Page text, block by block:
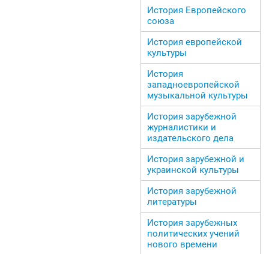
История Европейского
союза
История европейской
культуры
История
западноевропейской
музыкальной культуры
История зарубежной
журналистики и
издательского дела
История зарубежной и
украинской культуры
История зарубежной
литературы
История зарубежных
политических учений
нового времени